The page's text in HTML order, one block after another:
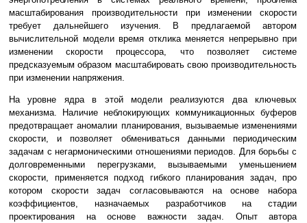
масштабирования производительности при изменении скорости
требует дальнейшего изучения. В предлагаемой автором
вычислительной модели время отклика меняется непрерывно при
изменении скорости процессора, что позволяет системе
предсказуемым образом масштабировать свою производительность
при изменении напряжения.
На уровне ядра в этой модели реализуются два ключевых
механизма. Наличие неблокирующих коммуникационных буферов
предотвращает аномалии планирования, вызываемые изменениями
скорости, и позволяет обмениваться данными периодическим
задачам с негармоническими отношениями периодов. Для борьбы с
долговременными перегрузками, вызываемыми уменьшением
скорости, применяется подход гибкого планирования задач, про
котором скорости задач согласовываются на основе набора
коэффициентов, назначаемых разработчиков на стадии
проектирования на основе важности задач. Опыт автора